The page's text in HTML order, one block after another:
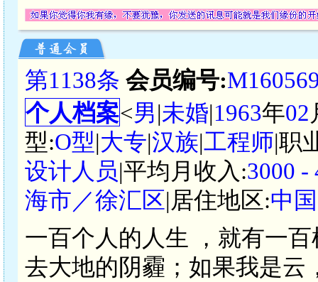
第1138条 会员编号:
个人档案<男|未婚|1963年02
型:O型|大专|汉族|工程师|职
设计人员|平均月收入:3000 -
海市／徐汇区|居住地区:中
一百个人的人生 ，就有一
去大地的阴霾；如果我是云